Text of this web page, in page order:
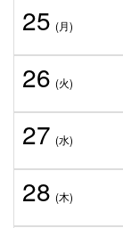
25 (月)
26 (火)
27 (水)
28 (木)